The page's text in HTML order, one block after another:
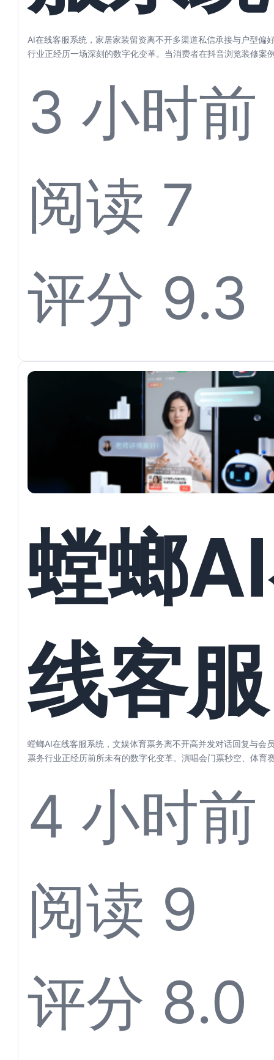
家居
留资
开多
私信
与户
好自
理
AI在线客服系统，家居家装留资离不开多渠道私信承接与户型偏
行业正经历一场深刻的数字化变革。当消费者在抖音浏览装修案
3 小时前
阅读 7
评分 9.3
螳螂
线客
统，
体育
离不
螳螂AI在线客服系统，文娱体育票务离不开高并发对话回复与会
票务行业正经历前所未有的数字化变革。演唱会门票秒空、体育
4 小时前
阅读 9
评分 8.0